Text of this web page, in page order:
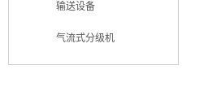
输送设备
气流式分级机